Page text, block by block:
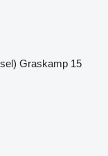
Graskamp 15